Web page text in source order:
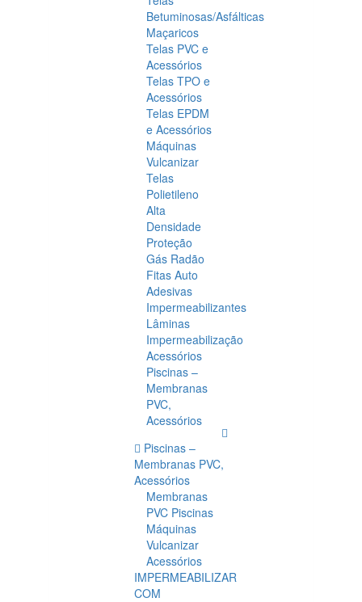
Betuminosas/Asfálticas
Maçaricos
Telas PVC e
Acessórios
Telas TPO e
Acessórios
Telas EPDM
e Acessórios
Máquinas
Vulcanizar
Telas
Polietileno
Alta
Densidade
Proteção
Gás Radão
Fitas Auto
Adesivas
Impermeabilizantes
Lâminas
Impermeabilização
Acessórios
Piscinas –
Membranas
PVC,
Acessórios
Piscinas –
Membranas PVC,
Acessórios
Membranas
PVC Piscinas
Máquinas
Vulcanizar
Acessórios
IMPERMEABILIZAR
COM